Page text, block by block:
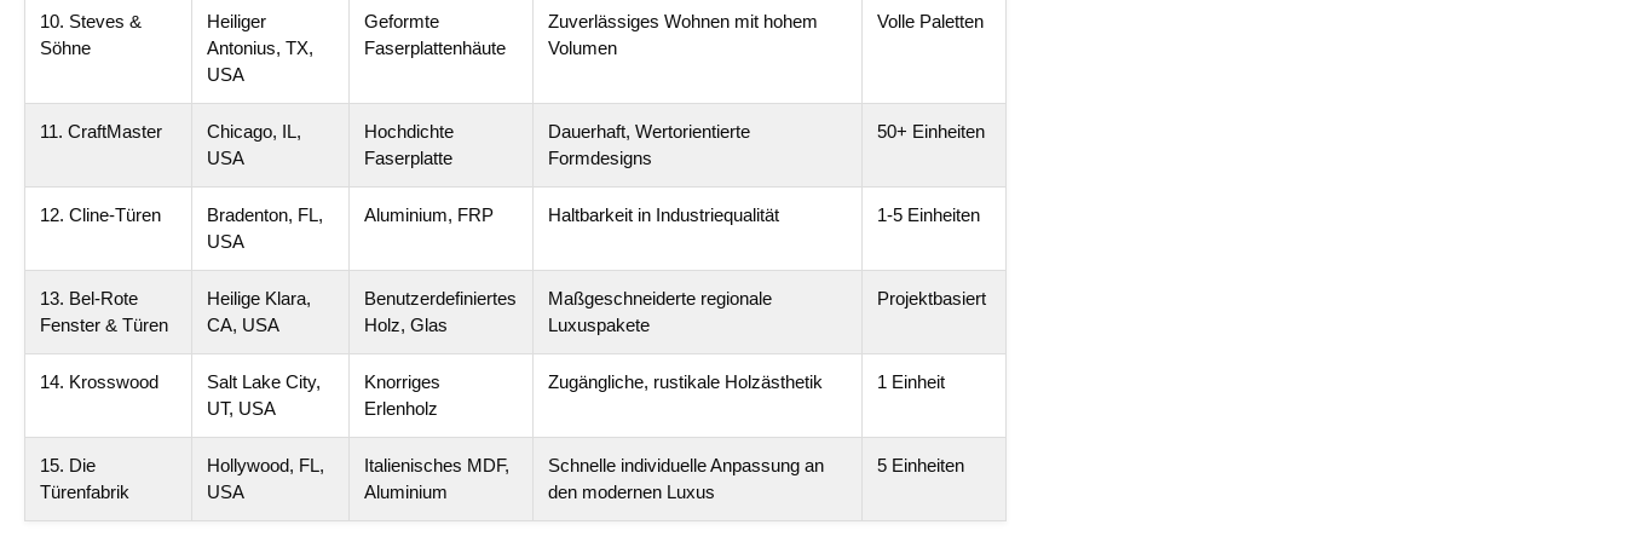
10. Steves &
Söhne
Heiliger
Antonius, TX,
USA
Geformte
Faserplattenhäute
Zuverlässiges Wohnen mit hohem
Volumen
Volle Paletten
11. CraftMaster
Chicago, IL,
USA
Hochdichte
Faserplatte
Dauerhaft, Wertorientierte
Formdesigns
50+ Einheiten
12. Cline-Türen
Bradenton, FL,
USA
Aluminium, FRP Haltbarkeit in Industriequalität 1-5 Einheiten
13. Bel-Rote
Fenster & Türen
Heilige Klara,
CA, USA
Benutzerdefiniertes
Holz, Glas
Maßgeschneiderte regionale
Luxuspakete
Projektbasiert
14. Krosswood
Salt Lake City,
UT, USA
Knorriges
Erlenholz
Zugängliche, rustikale Holzästhetik 1 Einheit
15. Die
Türenfabrik
Hollywood, FL,
USA
Italienisches MDF,
Aluminium
Schnelle individuelle Anpassung an
den modernen Luxus
5 Einheiten